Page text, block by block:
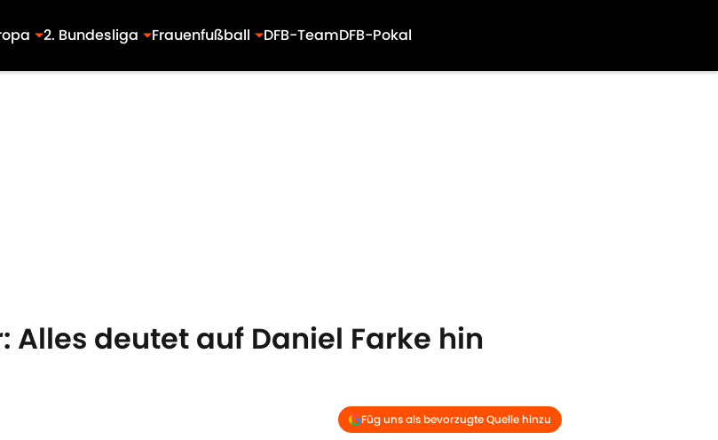
2. Bundesliga Frauenfußball DFB-TeamDFB-Pokal
deutet auf Daniel Farke hin
Füg uns als bevorzugte Quelle hinzu